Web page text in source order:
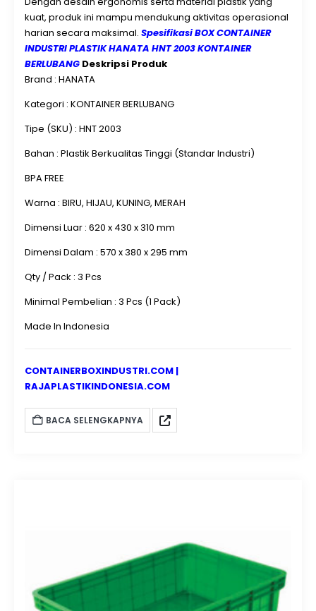
kuat, produk ini mampu mendukung aktivitas operasional
harian secara maksimal. Spesifikasi BOX CONTAINER
INDUSTRI PLASTIK HANATA HNT 2003 KONTAINER
BERLUBANG Deskripsi Produk
Brand : HANATA
Kategori : KONTAINER BERLUBANG
Tipe (SKU) : HNT 2003
Bahan : Plastik Berkualitas Tinggi (Standar Industri)
BPA FREE
Warna : BIRU, HIJAU, KUNING, MERAH
Dimensi Luar : 620 x 430 x 310 mm
Dimensi Dalam : 570 x 380 x 295 mm
Qty / Pack : 3 Pcs
Minimal Pembelian : 3 Pcs (1 Pack)
Made In Indonesia
CONTAINERBOXINDUSTRI.COM|
RAJAPLASTIKINDONESIA.COM
BACA SELENGKAPNYA